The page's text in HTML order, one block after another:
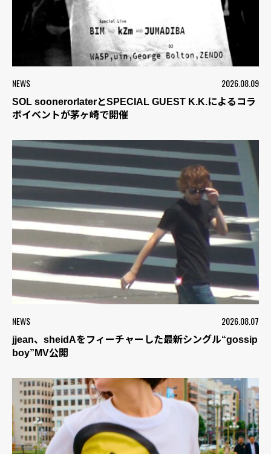
NEWS 2026.08.09
SOL soonerorlaterとSPECIAL GUEST K.K.によるコラ
ボイベントが茅ヶ崎で開催
NEWS 2026.08.07
jjean、sheidAをフィーチャーした最新シングル“gossip
boy”MV公開